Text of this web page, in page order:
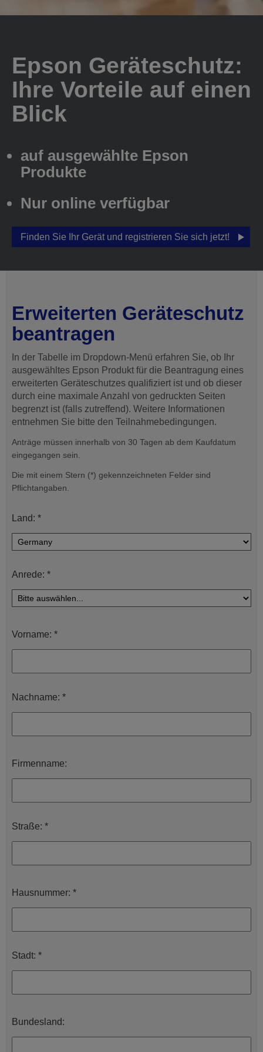
Epson Geräteschutz:
Ihre Vorteile auf einen
Blick
auf ausgewählte Epson
Produkte
Nur online verfügbar
Finden Sie Ihr Gerät und registrieren Sie sich jetzt!
Erweiterten Geräteschutz
beantragen
In der Tabelle im Dropdown-Menü erfahren Sie, ob Ihr
ausgewähltes Epson Produkt für die Beantragung eines
erweiterten Geräteschutzes qualifiziert ist und ob dieser
durch eine maximale Anzahl von gedruckten Seiten
begrenzt ist (falls zutreffend). Weitere Informationen
entnehmen Sie bitte den Teilnahmebedingungen.
Anträge müssen innerhalb von 30 Tagen ab dem Kaufdatum
eingegangen sein.
Die mit einem Stern (*) gekennzeichneten Felder sind
Pflichtangaben.
Land: *
Anrede: *
Vorname: *
Nachname: *
Firmenname:
Straße: *
Hausnummer: *
Stadt: *
Bundesland: